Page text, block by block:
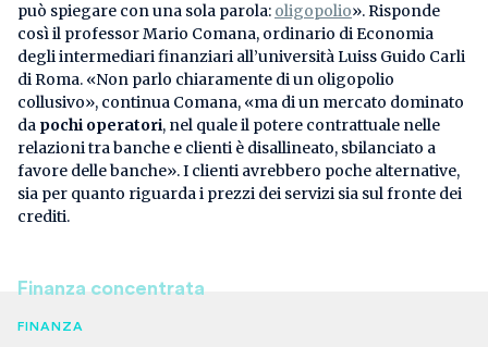
può spiegare con una sola parola: oligopolio». Risponde
così il professor Mario Comana, ordinario di Economia
degli intermediari finanziari all’università Luiss Guido Carli
di Roma. «Non parlo chiaramente di un oligopolio
collusivo», continua Comana, «ma di un mercato dominato
da pochi operatori, nel quale il potere contrattuale nelle
relazioni tra banche e clienti è disallineato, sbilanciato a
favore delle banche». I clienti avrebbero poche alternative,
sia per quanto riguarda i prezzi dei servizi sia sul fronte dei
crediti.
Finanza concentrata
FINANZA